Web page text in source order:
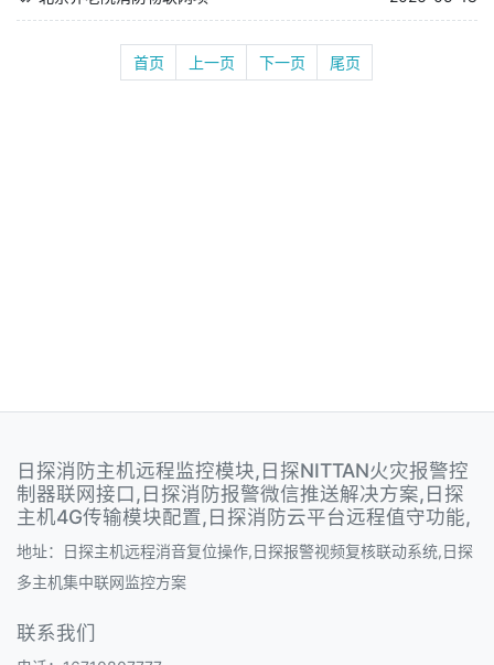
首页 上一页 下一页 尾页
日探消防主机远程监控模块,日探NITTAN火灾报警控
制器联网接口,日探消防报警微信推送解决方案,日探
主机4G传输模块配置,日探消防云平台远程值守功能,
地址：日探主机远程消音复位操作,日探报警视频复核联动系统,日探
多主机集中联网监控方案
联系我们